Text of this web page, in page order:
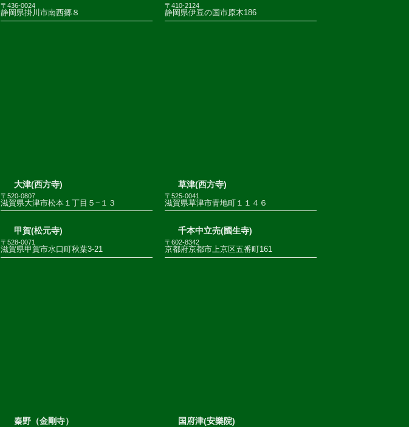
〒436-0024
静岡県掛川市南西郷８
〒410-2124
静岡県伊豆の国市原木186
大津(西方寺)
〒520-0807
滋賀県大津市松本１丁目５−１３
草津(西方寺)
〒525-0041
滋賀県草津市青地町１１４６
甲賀(松元寺)
〒528-0071
滋賀県甲賀市水口町秋葉3-21
千本中立売(國生寺)
〒602-8342
京都府京都市上京区五番町161
秦野（金剛寺） 国府津(安樂院)